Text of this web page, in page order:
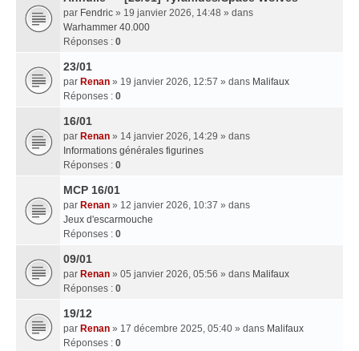
par Fendric » 19 janvier 2026, 14:48 » dans
Warhammer 40.000
Réponses : 0
23/01
par Renan » 19 janvier 2026, 12:57 » dans Malifaux
Réponses : 0
16/01
par Renan » 14 janvier 2026, 14:29 » dans
Informations générales figurines
Réponses : 0
MCP 16/01
par Renan » 12 janvier 2026, 10:37 » dans
Jeux d'escarmouche
Réponses : 0
09/01
par Renan » 05 janvier 2026, 05:56 » dans Malifaux
Réponses : 0
19/12
par Renan » 17 décembre 2025, 05:40 » dans Malifaux
Réponses : 0